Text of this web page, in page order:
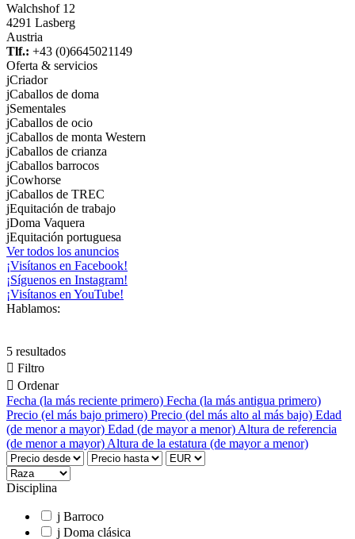
Walchshof 12
4291 Lasberg
Austria
Tlf.: +43 (0)6645021149
Oferta & servicios
jCriador
jCaballos de doma
jSementales
jCaballos de ocio
jCaballos de monta Western
jCaballos de crianza
jCaballos barrocos
jCowhorse
jCaballos de TREC
jEquitación de trabajo
jDoma Vaquera
jEquitación portuguesa
Ver todos los anuncios
¡Visítanos en Facebook!
¡Síguenos en Instagram!
¡Visítanos en YouTube!
Hablamos:
5 resultados
 Filtro
 Ordenar
Fecha (la más reciente primero) Fecha (la más antigua primero)
Precio (el más bajo primero) Precio (del más alto al más bajo) Edad
(de menor a mayor) Edad (de mayor a menor) Altura de referencia
(de menor a mayor) Altura de la estatura (de mayor a menor)
Disciplina
j Barroco
j Doma clásica